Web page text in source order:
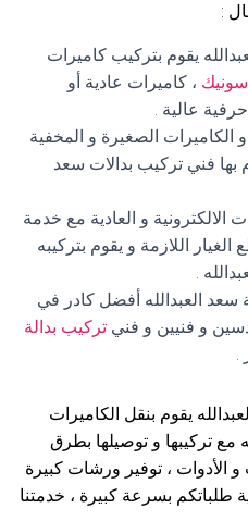
:
يقوم بتركيب كاميرات
، كاميرات عادية أو
عالية .
الكاميرات الصغيرة و المخفية
بها فني تركيب بدالات سعد
الالكترونية و العادية مع خدمة
اللازمة و يقوم بتركيبه
.
العبدالله أفضل كادر في
و فنيين و فني تركيب بدالة
.
يقوم بنقل الكاميرات
تركيبها و توصيلها بطرق
الأدوات ، توفير ورشات كبيرة
طلباتكم بسرعة كبيرة ، خدمتنا